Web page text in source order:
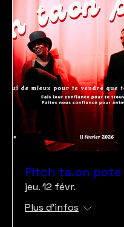
Pitch ta.on pote
jeu. 12 févr.
Plus d'infos